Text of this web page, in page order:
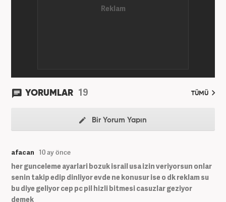
YORUMLAR 19 TÜMÜ
Bir Yorum Yapın
afacan 10 ay önce
her gunceleme ayarlari bozuk israil usa izin veriyorsun onlar
senin takip edip dinliyor evde ne konusur ise o dk reklam su
bu diye geliyor cep pc pil hizli bitmesi casuzlar geziyor
demek